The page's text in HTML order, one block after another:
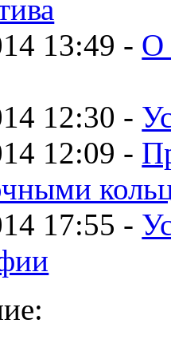
13:49 - О
12:30 -
12:09 -
17:55 -